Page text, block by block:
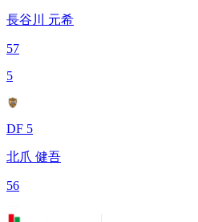
長谷川 元希
57
5
DF 5
北爪 健吾
56